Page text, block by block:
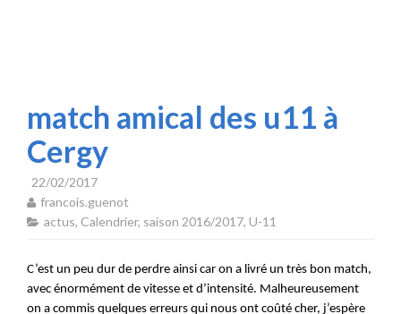
match amical des u11 à
Cergy
22/02/2017
francois.guenot
actus, Calendrier, saison 2016/2017, U-11
C’est un peu dur de perdre ainsi car on a livré un très bon match,
avec énormément de vitesse et d’intensité. Malheureusement
on a commis quelques erreurs qui nous ont coûté cher, j’espère